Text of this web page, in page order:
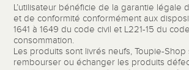
L’utilisateur bénéficie de la garantie légale
et de conformité conformément aux
1641 à 1649 du code civil et L221-15 du
consommation.
Les produits sont livrés neufs, Toupie-Shop
rembourser ou échanger les produits